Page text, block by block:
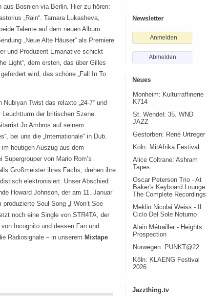
aus Bosnien via Berlin. Hier zu hören:
„Rain“. Tamara Lukasheva,
Talente auf dem neuen Album
„Neue Alte Häuser“ als Premiere
und Produzent Emanative schickt
Light“, dem ersten, das über Gilles
wird, das schöne „Fall In To
Twist das relaxte „24-7“ und
Leuchtturm der britischen Szene.
Jo Ambros auf seinem
bei uns die „Internationale“ in Dub.
im heutigen Auszug aus dem
Supergrouper von Mario Rom’s
Großmeister ihres Fachs, drehen ihre
elektronisiert. Unser Abschied
Howard Johnson, der am 11. Januar
Soul-Song „I Won’t See
noch eine Single von STR4TA, der
Incognito und dessen Fan und
Radiosignale – in unserem Mixtape
Newsletter
Anmelden
Abmelden
Neues
Monheim: Kulturraffinerie
K714
St. Wendel: 35. WND
JAZZ
Gestorben: René Urtreger
Köln: MitAfrika Festival
Alice Coltrane: Ashram
Tapes
Oscar Peterson Trio - At
Baker's Keyboard Lounge:
The Complete Recordings
Meklin Nicolai Weiss - Il
Ciclo Del Sole Noturno
Alain Métrailler - Heights
Prospection
Norwegen: PUNKT@22
Köln: KLAENG Festival
2026
Jazzthing.tv